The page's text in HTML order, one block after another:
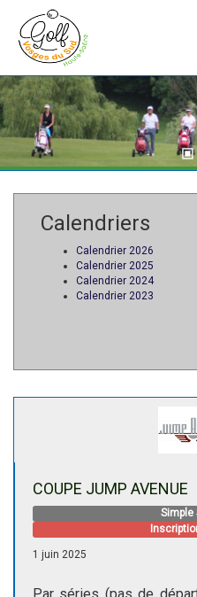
Calendriers
Calendrier 2026
Calendrier 2025
Calendrier 2024
Calendrier 2023
COUPE JUMP AVENUE
Simple
1 juin 2025